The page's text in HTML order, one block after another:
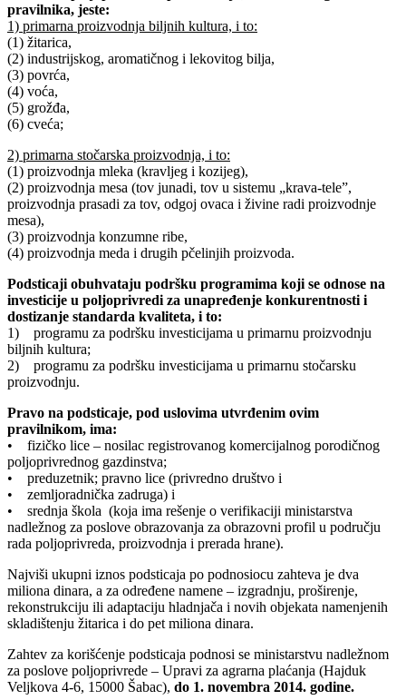
pravilnika, jeste:
1) primarna proizvodnja biljnih kultura, i to:
(1) žitarica,
(2) industrijskog, aromatičnog i lekovitog bilja,
(3) povrća,
(4) voća,
(5) grožđa,
(6) cveća;
2) primarna stočarska proizvodnja, i to:
(1) proizvodnja mleka (kravljeg i kozijeg),
(2) proizvodnja mesa (tov junadi, tov u sistemu „krava-tele”,
proizvodnja prasadi za tov, odgoj ovaca i živine radi proizvodnje
mesa),
(3) proizvodnja konzumne ribe,
(4) proizvodnja meda i drugih pčelinjih proizvoda.
Podsticaji obuhvataju podršku programima koji se odnose na
investicije u poljoprivredi za unapređenje konkurentnosti i
dostizanje standarda kvaliteta, i to:
1) programu za podršku investicijama u primarnu proizvodnju
biljnih kultura;
2) programu za podršku investicijama u primarnu stočarsku
proizvodnju.
Pravo na podsticaje, pod uslovima utvrđenim ovim
pravilnikom, ima:
• fizičko lice – nosilac registrovanog komercijalnog porodičnog
poljoprivrednog gazdinstva;
• preduzetnik; pravno lice (privredno društvo i
• zemljoradnička zadruga) i
• srednja škola (koja ima rešenje o verifikaciji ministarstva
nadležnog za poslove obrazovanja za obrazovni profil u području
rada poljoprivreda, proizvodnja i prerada hrane).
Najviši ukupni iznos podsticaja po podnosiocu zahteva je dva
miliona dinara, a za određene namene – izgradnju, proširenje,
rekonstrukciju ili adaptaciju hladnjača i novih objekata namenjenih
skladištenju žitarica i do pet miliona dinara.
Zahtev za korišćenje podsticaja podnosi se ministarstvu nadležnom
za poslove poljoprivrede – Upravi za agrarna plaćanja (Hajduk
Veljkova 4-6, 15000 Šabac), do 1. novembra 2014. godine.